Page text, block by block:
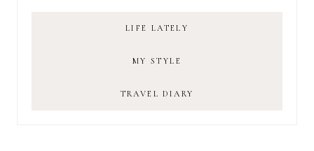
LIFE LATELY
MY STYLE
TRAVEL DIARY